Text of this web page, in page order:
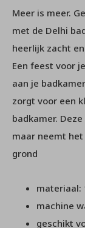
Meer is meer.
met de Delhi
heerlijk zacht
Een feest voor
aan je
zorgt voor een
badkamer.
maar neemt
grond
materiaal:
machine
geschikt